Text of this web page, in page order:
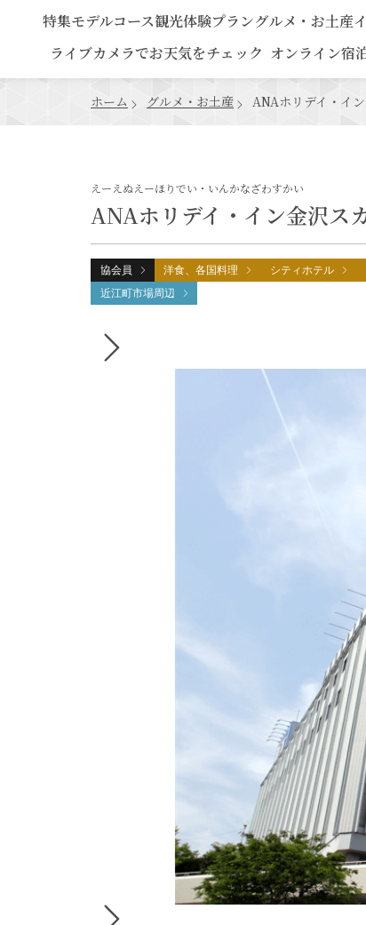
特集モデルコース観光体験プラングルメ・お土産
ライブカメラでお天気をチェック オンライン宿
ホーム グルメ・お土産 ANAホリデイ・イ
ANAホリデイ・イン金沢ス
えーえぬえーほりでい・いんかなざわすかい
協会員 洋食、各国料理 シティホテル
近江町市場周辺